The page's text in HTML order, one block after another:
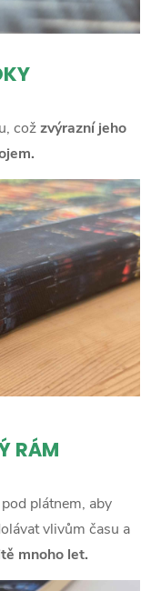
cožzvýrazní jeho
RÁM
plátnem, aby
vlivům času a
mnoho let.